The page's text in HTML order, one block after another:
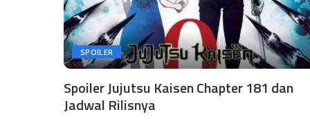
SPOILER
Spoiler Jujutsu Kaisen Chapter 181 dan
Jadwal Rilisnya